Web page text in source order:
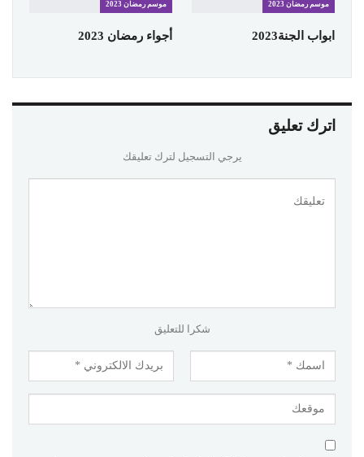
موسم رمضان 2023
ابواب الجنة2023
موسم رمضان 2023
أجواء رمضان 2023
اترك تعليق
يرجي التسجيل لترك تعليقك
شكرا للتعليق